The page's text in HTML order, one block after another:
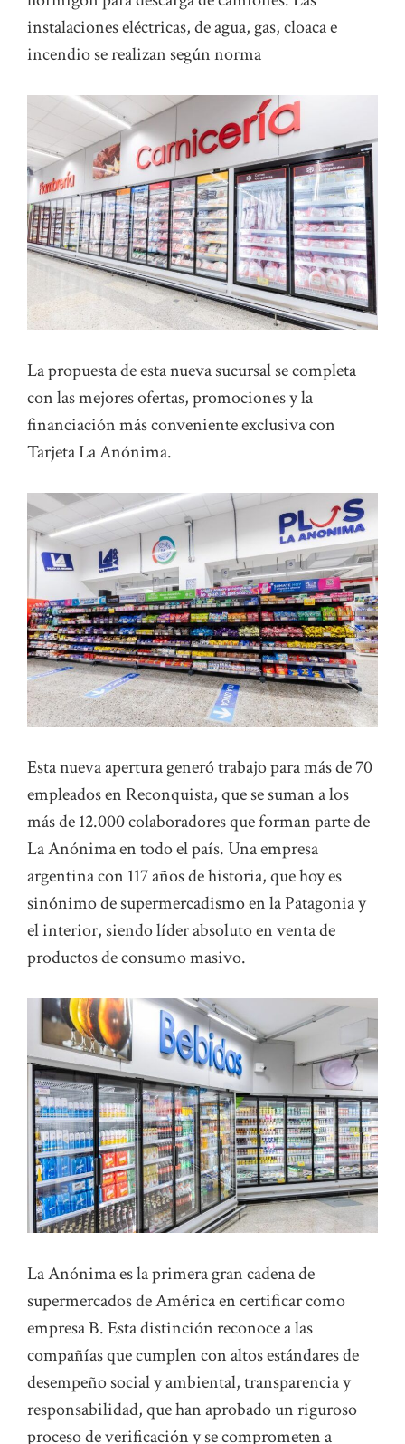
instalaciones eléctricas, de agua, gas, cloaca e
incendio se realizan según norma
La propuesta de esta nueva sucursal se completa
con las mejores ofertas, promociones y la
financiación más conveniente exclusiva con
Tarjeta La Anónima.
Esta nueva apertura generó trabajo para más de 70
empleados en Reconquista, que se suman a los
más de 12.000 colaboradores que forman parte de
La Anónima en todo el país. Una empresa
argentina con 117 años de historia, que hoy es
sinónimo de supermercadismo en la Patagonia y
el interior, siendo líder absoluto en venta de
productos de consumo masivo.
La Anónima es la primera gran cadena de
supermercados de América en certificar como
empresa B. Esta distinción reconoce a las
compañías que cumplen con altos estándares de
desempeño social y ambiental, transparencia y
responsabilidad, que han aprobado un riguroso
proceso de verificación y se comprometen a